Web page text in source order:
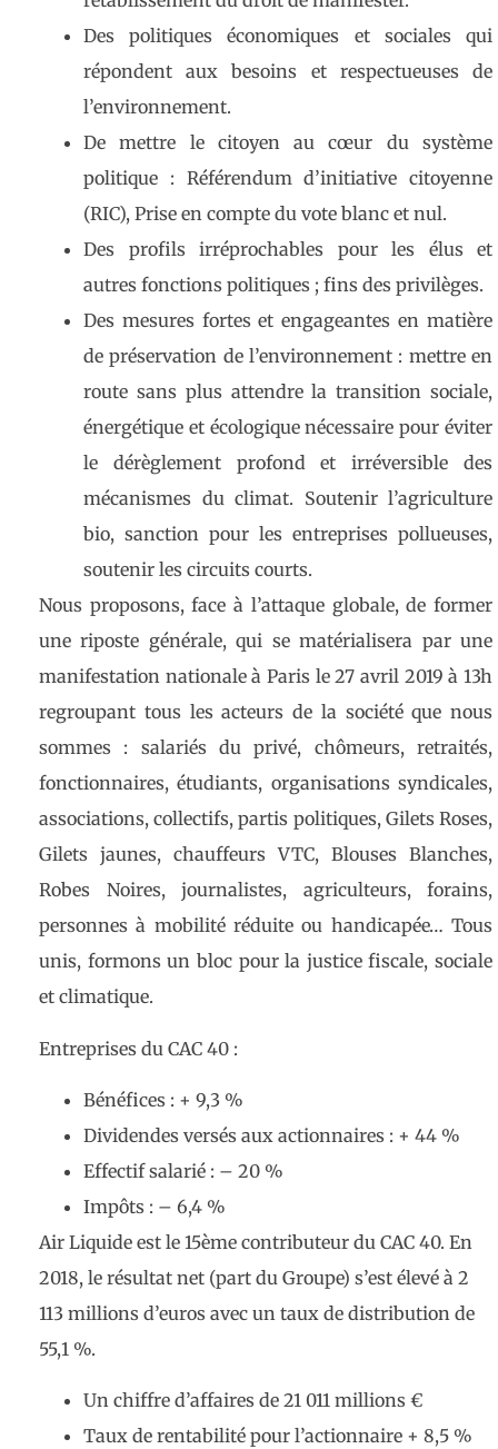
Des politiques économiques et sociales qui
répondent aux besoins et respectueuses de
l’environnement.
De mettre le citoyen au cœur du système
politique : Référendum d’initiative citoyenne
(RIC), Prise en compte du vote blanc et nul.
Des profils irréprochables pour les élus et
autres fonctions politiques ; fins des privilèges.
Des mesures fortes et engageantes en matière
de préservation de l’environnement : mettre en
route sans plus attendre la transition sociale,
énergétique et écologique nécessaire pour éviter
le dérèglement profond et irréversible des
mécanismes du climat. Soutenir l’agriculture
bio, sanction pour les entreprises pollueuses,
soutenir les circuits courts.
Nous proposons, face à l’attaque globale, de former
une riposte générale, qui se matérialisera par une
manifestation nationale à Paris le 27 avril 2019 à 13h
regroupant tous les acteurs de la société que nous
sommes : salariés du privé, chômeurs, retraités,
fonctionnaires, étudiants, organisations syndicales,
associations, collectifs, partis politiques, Gilets Roses,
Gilets jaunes, chauffeurs VTC, Blouses Blanches,
Robes Noires, journalistes, agriculteurs, forains,
personnes à mobilité réduite ou handicapée… Tous
unis, formons un bloc pour la justice fiscale, sociale
et climatique.
Entreprises du CAC 40 :
Bénéfices : + 9,3 %
Dividendes versés aux actionnaires : + 44 %
Effectif salarié : – 20 %
Impôts : – 6,4 %
Air Liquide est le 15ème contributeur du CAC 40. En
2018, le résultat net (part du Groupe) s’est élevé à 2
113 millions d’euros avec un taux de distribution de
55,1 %.
Un chiffre d’affaires de 21 011 millions €
Taux de rentabilité pour l’actionnaire + 8,5 %